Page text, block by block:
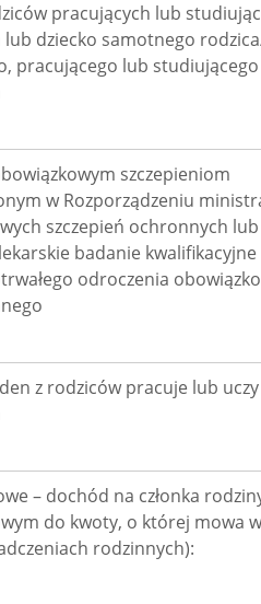
pracujących lub
dziecko samotnego
pracującego lub
szczepieniom
w Rozporządzeniu
szczepień ochronnych lub
badanie
odroczenia
z rodziców pracuje lub
– dochód na członka
do kwoty, o której mowa
rodzinnych):